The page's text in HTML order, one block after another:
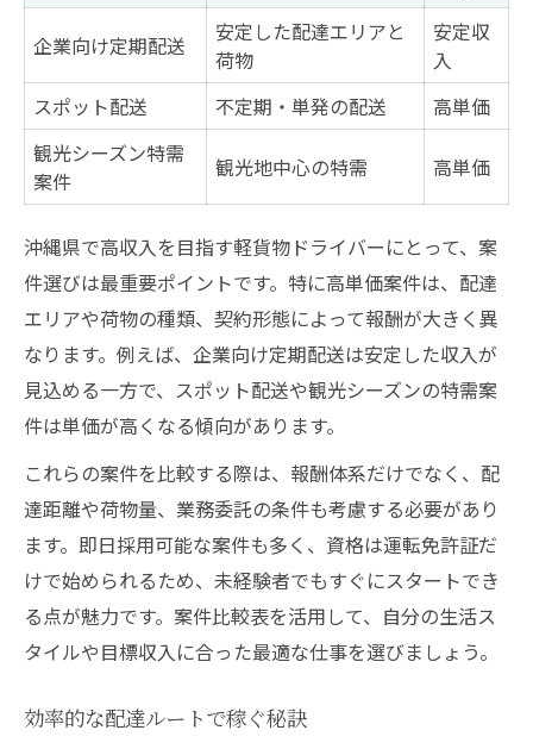
未経験から高収入へ 軽貨物配達の実践法
未経験者向け軽貨物配達のステップ一覧
高収入を目指すための最初の一歩
配達件数アップのコツと工夫
免許証だけで始める安心ポイント
軽貨物で叶える沖縄県の安定収入生活
安定収入を支える軽貨物案件タイプ比較
沖縄県で選ばれる働き方の特徴
軽貨物ドライバーで生活が変わる理由
業務委託ならではの自由な収入設計
免許証だけで実現する安定収入
業務委託ドライバーという新しい働き方
業務委託と正社員の違い早見表
軽貨物で広がる働き方の選択肢
沖縄県の業務委託軽貨物ドライバー事情
免許証だけで挑戦できる理由
自由な時間管理が叶う働き方
企業向け定期配送
安定した配達エリアと
荷物
安定収
入
スポット配送
不定期・単発の配送
高単価
観光シーズン特需
案件
観光地中心の特需 高単価
沖縄県で高収入を目指す軽貨物ドライバーにとって、案
件選びは最重要ポイントです。特に高単価案件は、配達
エリアや荷物の種類、契約形態によって報酬が大きく異
なります。例えば、企業向け定期配送は安定した収入が
見込める一方で、スポット配送や観光シーズンの特需案
件は単価が高くなる傾向があります。
これらの案件を比較する際は、報酬体系だけでなく、配
達距離や荷物量、業務委託の条件も考慮する必要があり
ます。即日採用可能な案件も多く、資格は運転免許証だ
けで始められるため、未経験者でもすぐにスタートでき
る点が魅力です。案件比較表を活用して、自分の生活ス
タイルや目標収入に合った最適な仕事を選びましょう。
効率的な配達ルートで稼ぐ秘訣